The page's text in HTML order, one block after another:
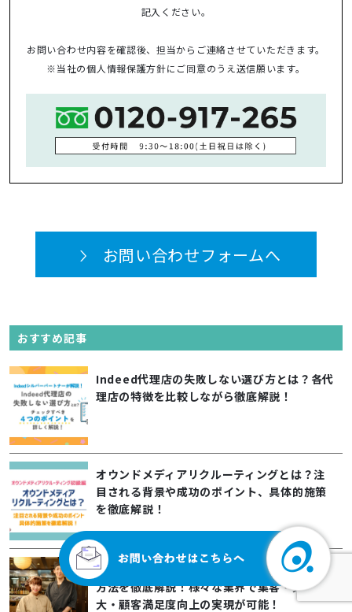
記入ください。
お問い合わせ内容を確認後、担当からご連絡させていただきます。
※当社の個人情報保護方針にご同意のうえ送信願います。
お問い合わせフォームへ
おすすめ記事
Indeed代理店の失敗しない選び方とは？各代
理店の特徴を比較しながら徹底解説！
オウンドメディアリクルーティングとは？注
目される背景や成功のポイント、具体的施策
を徹底解説！
Googleマイビジネスの効果的な運用・活用
方法を徹底解説！様々な業界で集客・売上拡
大・顧客満足度向上の実現が可能！